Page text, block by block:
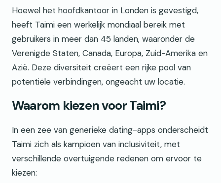
Hoewel het hoofdkantoor in Londen is gevestigd,
heeft Taimi een werkelijk mondiaal bereik met
gebruikers in meer dan 45 landen, waaronder de
Verenigde Staten, Canada, Europa, Zuid-Amerika en
Azië. Deze diversiteit creëert een rijke pool van
potentiële verbindingen, ongeacht uw locatie.
Waarom kiezen voor Taimi?
In een zee van generieke dating-apps onderscheidt
Taimi zich als kampioen van inclusiviteit, met
verschillende overtuigende redenen om ervoor te
kiezen: